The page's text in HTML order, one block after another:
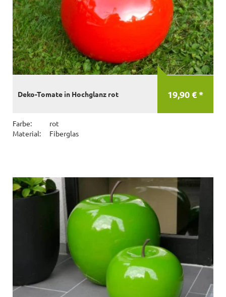
19,90 € *
Deko-Tomate in Hochglanz rot
Farbe:
rot
Material:
Fiberglas